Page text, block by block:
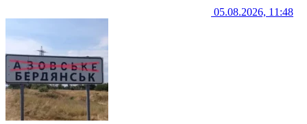
05.08.2026, 11:48